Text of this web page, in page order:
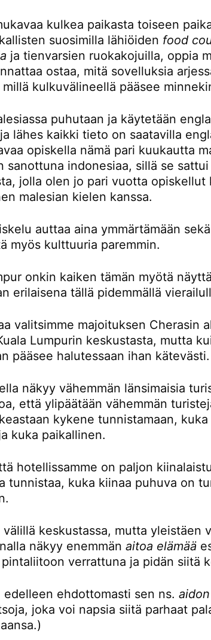
kulkea paikasta toiseen
suosimilla lähiöiden food
ja tienvarsien ruokakojuilla, oppia
ostaa, mitä sovelluksia
kulkuvälineellä pääsee
puhutaan ja käytetään
lähes kaikki tieto on saatavilla
opiskella nämä pari kuukautta
sanottuna indonesiaa, sillä se
jolla olen jo pari vuotta opiskellut
malesian kielen kanssa.
auttaa aina ymmärtämään
myös kulttuuria paremmin.
onkin kaiken tämän myötä
erilaisena tällä pidemmällä
valitsimme majoituksen Cherasin
Lumpurin keskustasta, mutta
pääsee halutessaan ihan kätevästi.
näkyy vähemmän länsimaisia
että ylipäätään vähemmän
kykene tunnistamaan,
kuka paikallinen.
hotellissamme on paljon
tunnistaa, kuka kiinaa puhuva on
välillä keskustassa, mutta yleistäen
näkyy enemmän aitoa elämää
verrattuna ja pidän siitä
edelleen ehdottomasti sen ns.
joka voi napsia siitä parhaat